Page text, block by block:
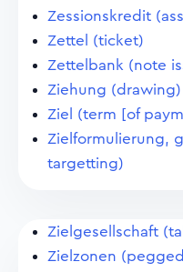
Zessionskredit
Zettel (ticket)
Zettelbank (note
Ziehung (drawing)
Ziel (term [of
Zielformulierung,
targetting)
Zielgesellschaft
Zielzonen